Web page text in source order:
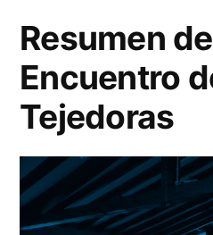
Resumen
Encuentro
Tejedoras